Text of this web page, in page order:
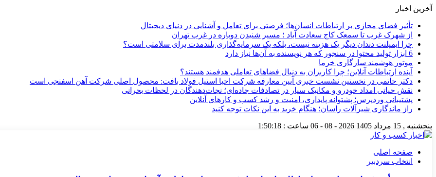
آخرین اخبار
تأثیر فضای مجازی بر ارتباطات انسان‌ها؛ فرصتی برای تعامل و آشنایی در دنیای دیجیتال
از شهرک غرب تا سمعک کاج سعادت آباد ؛ مسیر شنیدن دوباره در غرب تهران
چرا ایمپلنت دندان دیگر یک هزینه نیست، بلکه یک سرمایه‌گذاری بلندمدت برای سلامتی است؟
6 ابزار تولید محتوا در سنجور که هر نویسنده به آن‌ها نیاز دارد
موتور هوشمند سازگاری خرما
آینده ارتباطات آنلاین؛ چرا کاربران به دنبال فضاهای تعاملی هدفمند هستند؟
دکتر حاتمی در نخستین نشست خبری آیین معارفه شرکت احیا استیل فولاد بافت: محصول اصلی شرکت آهن اسفنجی است
نقش حیاتی امداد خودرو و مکانیک سیار در تصادفات جاده‌ای؛ نجات‌دهندگان در لحظات بحرانی
پشتیبانی وردپرس؛ پشتوانه پایداری، امنیت و رشد کسب‌ و کارهای آنلاین
راز ماندگاری شیرآلات راسان؛ هنگام خرید به این نکات توجه کنید
پنجشنبه , 15 مرداد 1405 2026 - 08 - 06 ساعت : 1:50:19
صفحه اصلی
انتخاب سردبیر